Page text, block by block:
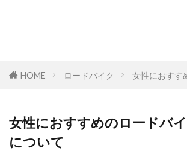
HOME ロードバイク 女性におすす
女性におすすめのロードバ
について